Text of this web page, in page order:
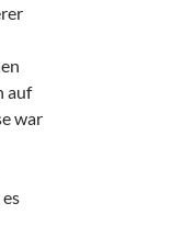
auf
war